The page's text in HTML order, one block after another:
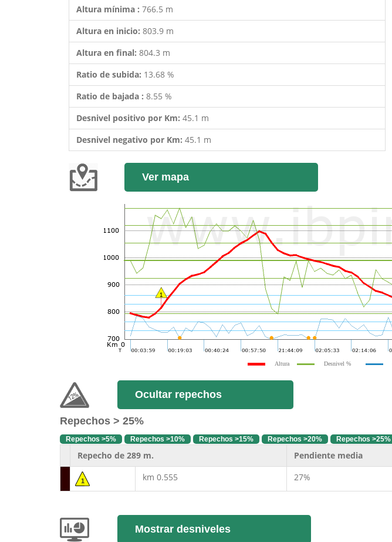
Altura mínima : 766.5 m
Altura en inicio: 803.9 m
Altura en final: 804.3 m
Ratio de subida: 13.68 %
Ratio de bajada : 8.55 %
Desnivel positivo por Km: 45.1 m
Desnivel negativo por Km: 45.1 m
Ver mapa
Altura Desnivel %
Ocultar repechos
Repechos > 25%
Repechos >5% Repechos >10% Repechos >15% Repechos >20% Repechos >25%
Repecho de 289 m. Pendiente media
1 km 0.555 27%
Mostrar desniveles